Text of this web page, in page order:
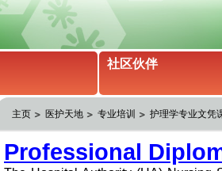
社区伙伴
主页 医护天地 专业培训 护理学专业文凭